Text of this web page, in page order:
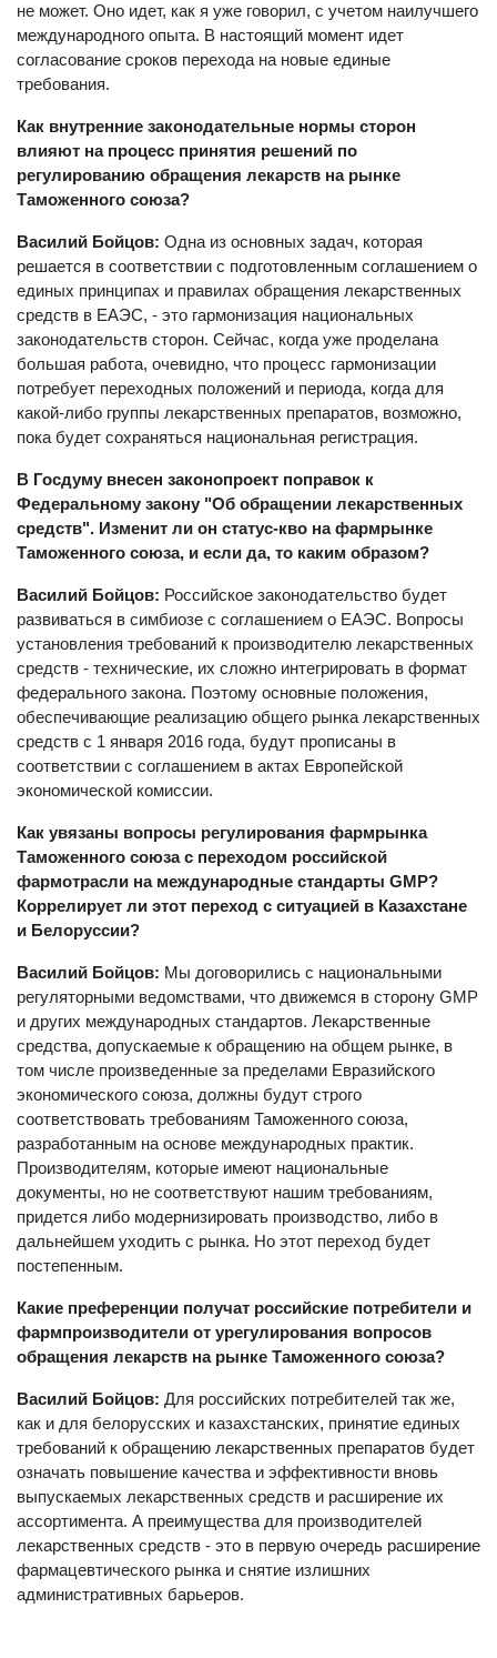
не может. Оно идет, как я уже говорил, с учетом наилучшего
международного опыта. В настоящий момент идет
согласование сроков перехода на новые единые
требования.
Как внутренние законодательные нормы сторон
влияют на процесс принятия решений по
регулированию обращения лекарств на рынке
Таможенного союза?
Василий Бойцов: Одна из основных задач, которая
решается в соответствии с подготовленным соглашением о
единых принципах и правилах обращения лекарственных
средств в ЕАЭС, - это гармонизация национальных
законодательств сторон. Сейчас, когда уже проделана
большая работа, очевидно, что процесс гармонизации
потребует переходных положений и периода, когда для
какой-либо группы лекарственных препаратов, возможно,
пока будет сохраняться национальная регистрация.
В Госдуму внесен законопроект поправок к
Федеральному закону "Об обращении лекарственных
средств". Изменит ли он статус-кво на фармрынке
Таможенного союза, и если да, то каким образом?
Василий Бойцов: Российское законодательство будет
развиваться в симбиозе с соглашением о ЕАЭС. Вопросы
установления требований к производителю лекарственных
средств - технические, их сложно интегрировать в формат
федерального закона. Поэтому основные положения,
обеспечивающие реализацию общего рынка лекарственных
средств с 1 января 2016 года, будут прописаны в
соответствии с соглашением в актах Европейской
экономической комиссии.
Как увязаны вопросы регулирования фармрынка
Таможенного союза с переходом российской
фармотрасли на международные стандарты GMP?
Коррелирует ли этот переход с ситуацией в Казахстане
и Белоруссии?
Василий Бойцов: Мы договорились с национальными
регуляторными ведомствами, что движемся в сторону GMP
и других международных стандартов. Лекарственные
средства, допускаемые к обращению на общем рынке, в
том числе произведенные за пределами Евразийского
экономического союза, должны будут строго
соответствовать требованиям Таможенного союза,
разработанным на основе международных практик.
Производителям, которые имеют национальные
документы, но не соответствуют нашим требованиям,
придется либо модернизировать производство, либо в
дальнейшем уходить с рынка. Но этот переход будет
постепенным.
Какие преференции получат российские потребители и
фармпроизводители от урегулирования вопросов
обращения лекарств на рынке Таможенного союза?
Василий Бойцов: Для российских потребителей так же,
как и для белорусских и казахстанских, принятие единых
требований к обращению лекарственных препаратов будет
означать повышение качества и эффективности вновь
выпускаемых лекарственных средств и расширение их
ассортимента. А преимущества для производителей
лекарственных средств - это в первую очередь расширение
фармацевтического рынка и снятие излишних
административных барьеров.